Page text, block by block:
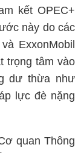
kết OPEC+
này do các
ExxonMobil
trọng tâm vào
dư thừa như
lực đè nặng
quan Thông